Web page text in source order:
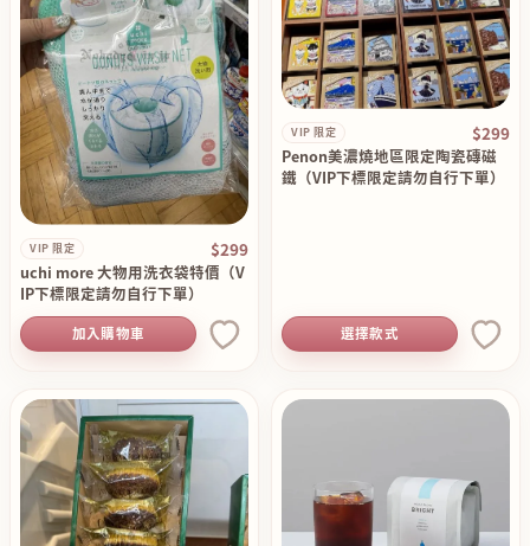
VIP 限定 $299
uchi more 大物用洗衣袋特價（V
IP下標限定請勿自行下單）
加入購物車
VIP 限定 $299
Penon美濃燒地區限定陶瓷磚磁
鐵（VIP下標限定請勿自行下單）
選擇款式